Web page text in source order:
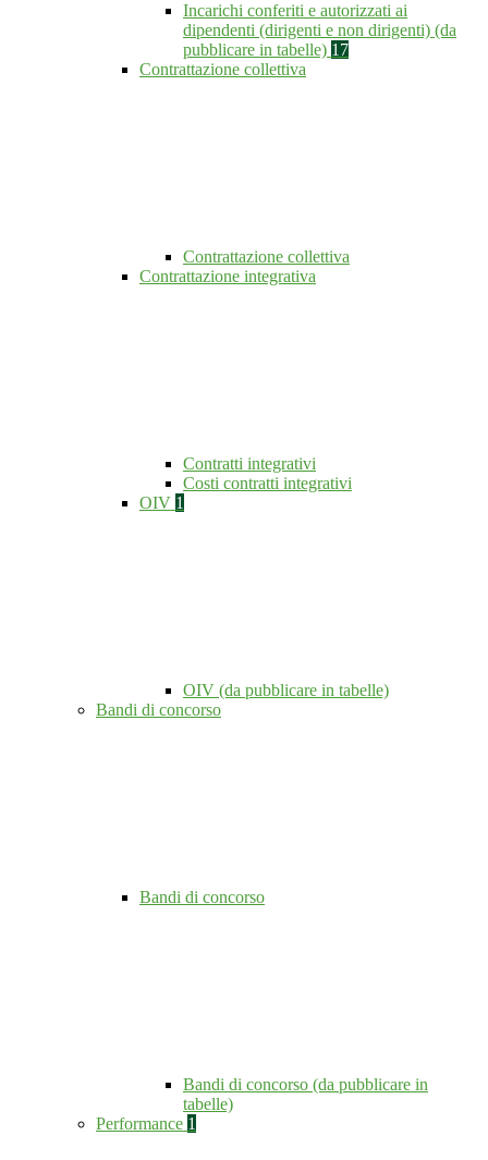
Incarichi conferiti e autorizzati ai
dipendenti (dirigenti e non dirigenti) (da
pubblicare in tabelle) 17
Contrattazione collettiva
Contrattazione collettiva
Contrattazione integrativa
Contratti integrativi
Costi contratti integrativi
OIV 1
OIV (da pubblicare in tabelle)
Bandi di concorso
Bandi di concorso
Bandi di concorso (da pubblicare in
tabelle)
Performance 1